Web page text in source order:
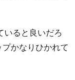
いると良いだろ
かなりひかれて